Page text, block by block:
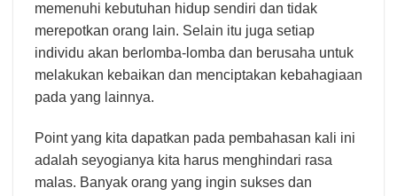
memenuhi kebutuhan hidup sendiri dan tidak
merepotkan orang lain. Selain itu juga setiap
individu akan berlomba-lomba dan berusaha untuk
melakukan kebaikan dan menciptakan kebahagiaan
pada yang lainnya.
Point yang kita dapatkan pada pembahasan kali ini
adalah seyogianya kita harus menghindari rasa
malas. Banyak orang yang ingin sukses dan